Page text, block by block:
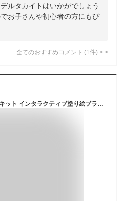
ルタカイトはいかがでしょう
お子さんや初心者の方にもぴ
全てのおすすめコメント (1 件) >
PAMINGONO 子供向け手作り凧キット インタラクティブ塗り絵ブランク凧 製 軽量 飛行用 アウトドアお絵かき材料 小学生公園遊び用